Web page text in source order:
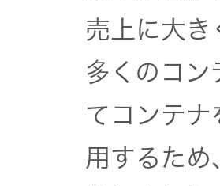
売上に大き
多くのコ
てコンテ
用するた